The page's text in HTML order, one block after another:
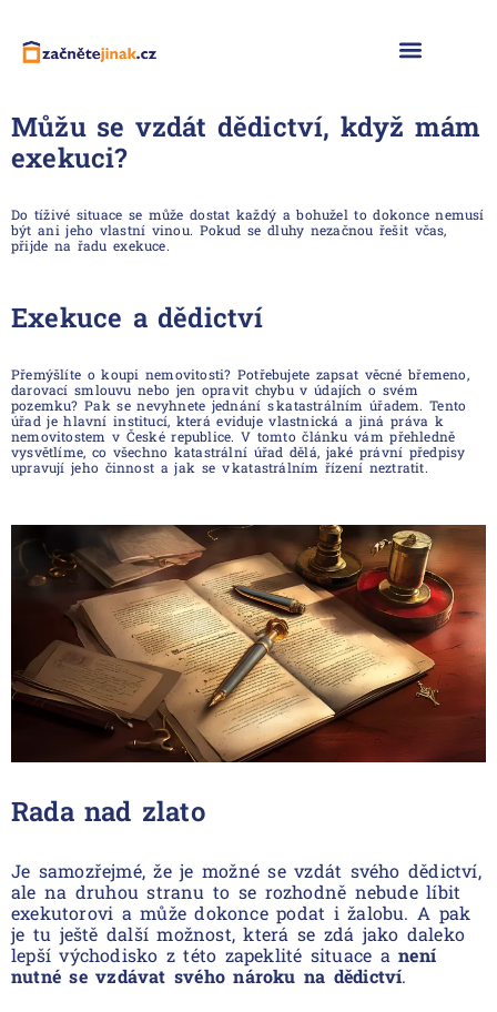
Můžu se vzdát dědictví, když mám
exekuci?
Do tíživé situace se může dostat každý a bohužel to dokonce nemusí
být ani jeho vlastní vinou. Pokud se dluhy nezačnou řešit včas,
přijde na řadu exekuce.
Exekuce a dědictví
Přemýšlíte o koupi nemovitosti? Potřebujete zapsat věcné břemeno,
darovací smlouvu nebo jen opravit chybu v údajích o svém
pozemku? Pak se nevyhnete jednání s katastrálním úřadem. Tento
úřad je hlavní institucí, která eviduje vlastnická a jiná práva k
nemovitostem v České republice. V tomto článku vám přehledně
vysvětlíme, co všechno katastrální úřad dělá, jaké právní předpisy
upravují jeho činnost a jak se v katastrálním řízení neztratit.
Rada nad zlato
Je samozřejmé, že je možné se vzdát svého dědictví,
ale na druhou stranu to se rozhodně nebude líbit
exekutorovi a může dokonce podat i žalobu. A pak
je tu ještě další možnost, která se zdá jako daleko
lepší východisko z této zapeklité situace anení
nutné se vzdávat svého nároku na dědictví.